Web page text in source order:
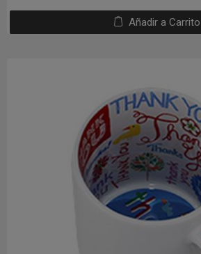
Añadir a Carrito